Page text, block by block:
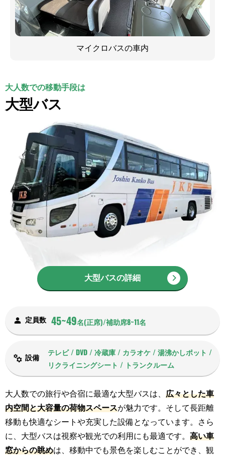
マイクロバスの車内
大人数での移動手段は
大型バス
大型バスの詳細
定員数 45~49名(正席)/補助席8~11名
設備
テレビ / DVD / 冷蔵庫 / カラオケ / 湯沸かしポット /
リクライニングシート / トランクルーム
大人数での旅行や合宿に最適な大型バスは、 広々とした車
内空間と大容量の荷物スペースが魅力です。そして長距離
移動も快適なシートや充実した設備となっています。さら
に、大型バスは視察や観光での利用にも最適です。 高い車
窓からの眺めは、移動中でも景色を楽しむことができ、観